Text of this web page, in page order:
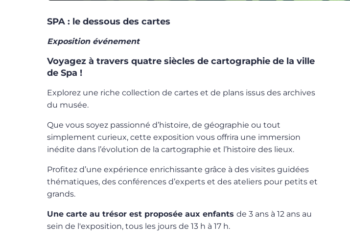
SPA : le dessous des cartes
Exposition événement
Voyagez à travers quatre siècles de cartographie de la ville
de Spa !
Explorez une riche collection de cartes et de plans issus des archives
du musée.
Que vous soyez passionné d’histoire, de géographie ou tout
simplement curieux, cette exposition vous offrira une immersion
inédite dans l’évolution de la cartographie et l’histoire des lieux.
Profitez d’une expérience enrichissante grâce à des visites guidées
thématiques, des conférences d’experts et des ateliers pour petits et
grands.
Une carte au trésor est proposée aux enfants de 3 ans à 12 ans au
sein de l'exposition, tous les jours de 13 h à 17 h.